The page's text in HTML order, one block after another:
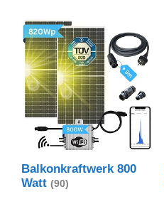
Balkonkraftwerk 800
Watt (90)